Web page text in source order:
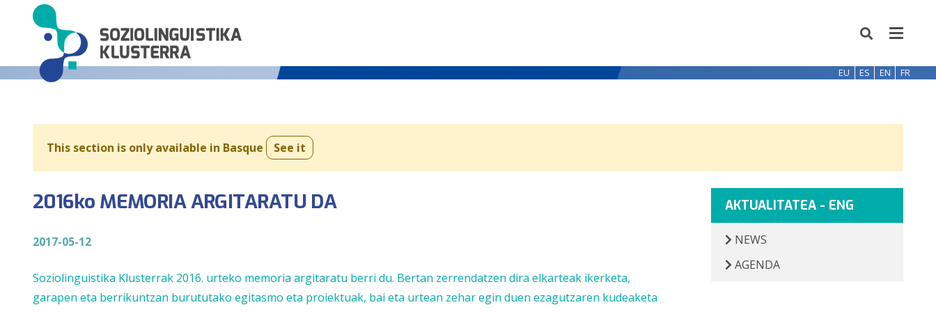
EU ES EN FR
This section is only available in Basque See it
2016ko MEMORIA ARGITARATU DA
2017-05-12
Soziolinguistika Klusterrak 2016. urteko memoria argitaratu berri du. Bertan zerrendatzen dira elkarteak ikerketa,
garapen eta berrikuntzan burututako egitasmo eta proiektuak, bai eta urtean zehar egin duen ezagutzaren kudeaketa
AKTUALITATEA - ENG
NEWS
AGENDA